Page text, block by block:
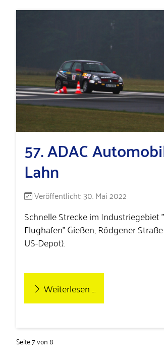
57. ADAC
Lahn
Details
Veröffentlicht: 30. Mai 2022
Schnelle Strecke im Industriegebiet
Flughafen" Gießen, Rödgener
US-Depot).
Weiterlesen …
Seite 7 von 8